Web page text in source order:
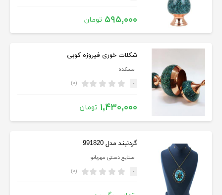
۵۹۵,۰۰۰ تومان
شکلات خوری فیروزه کوبی
مسکده
- (۰)
۱,۴۳۰,۰۰۰ تومان
گردنبند مدل 991820
صنایع دستی مهربانو
- (۰)